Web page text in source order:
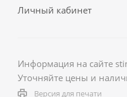
Личный кабинет
Информация на сайте
Уточняйте цены и
Версия для печати